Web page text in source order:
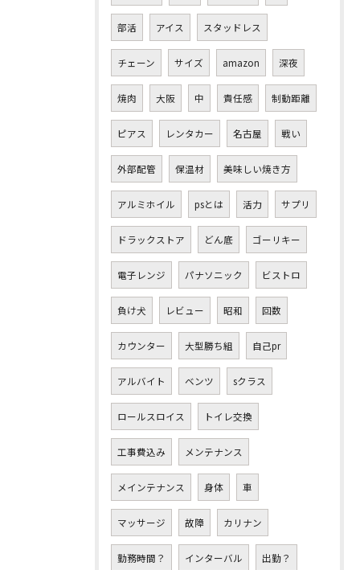
部活 アイス スタッドレス
チェーン サイズ amazon 深夜
焼肉 大阪 中 責任感 制動距離
ピアス レンタカー 名古屋 戦い
外部配管 保温材 美味しい焼き方
アルミホイル psとは 活力 サプリ
ドラックストア どん底 ゴーリキー
電子レンジ パナソニック ビストロ
負け犬 レビュー 昭和 回数
カウンター 大型勝ち組 自己pr
アルバイト ベンツ sクラス
ロールスロイス トイレ交換
工事費込み メンテナンス
メインテナンス 身体 車
マッサージ 故障 カリナン
勤務時間？ インターバル 出勤？